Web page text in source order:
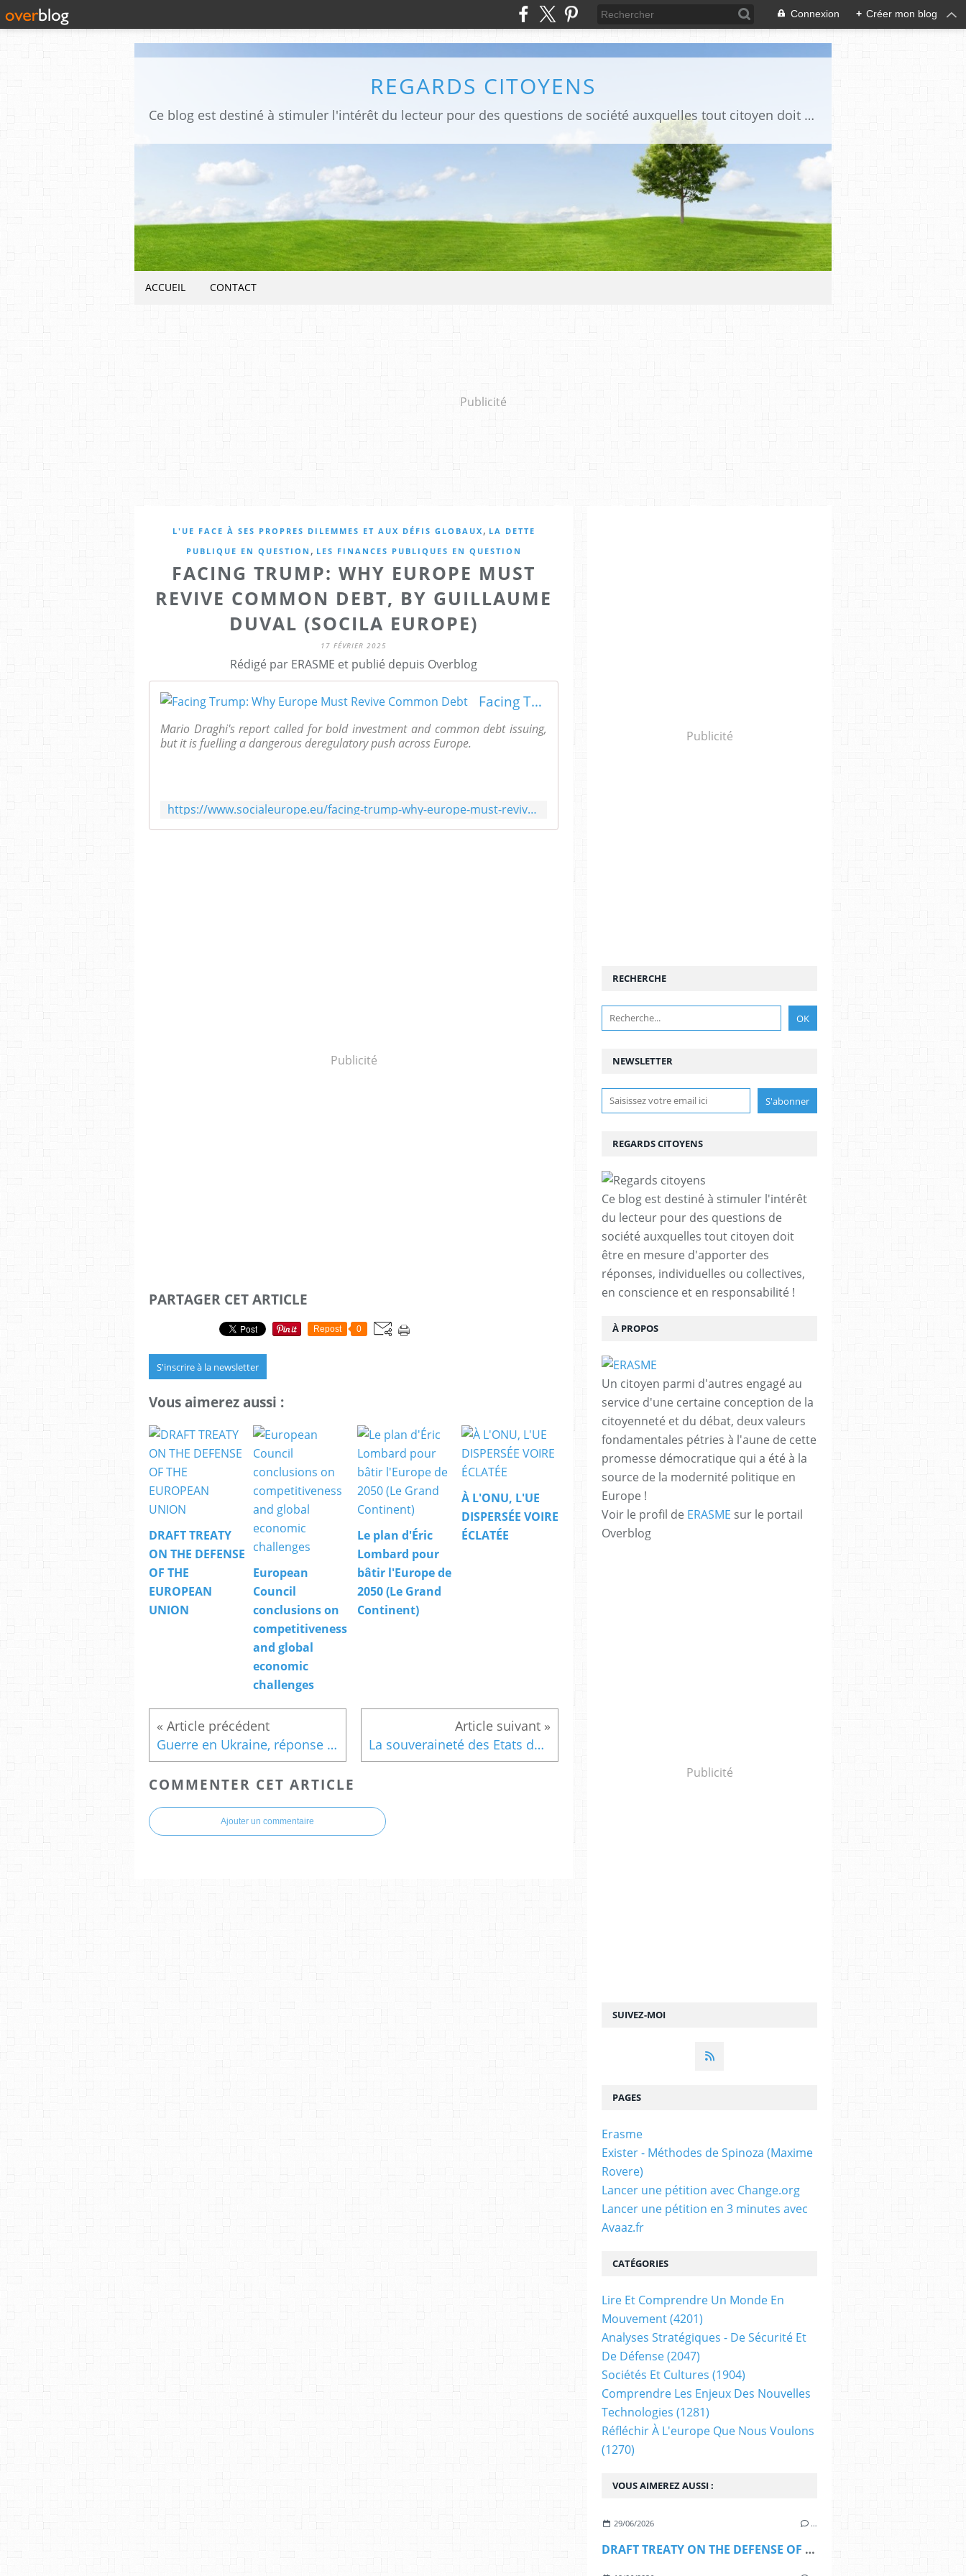
Connexion + Créer mon blog
REGARDS CITOYENS
Ce blog est destiné à stimuler l'intérêt du lecteur pour des questions de société auxquelles tout citoyen doit être en mesure d'apporter des réponses, individuelles ou collectives, en conscience et en responsabilité !
ACCUEIL CONTACT
Publicité
L'UE FACE À SES PROPRES DILEMMES ET AUX DÉFIS GLOBAUX , LA DETTE
PUBLIQUE EN QUESTION , LES FINANCES PUBLIQUES EN QUESTION
FACING TRUMP: WHY EUROPE MUST
REVIVE COMMON DEBT, BY GUILLAUME
DUVAL (SOCILA EUROPE)
17 FÉVRIER 2025
Rédigé par ERASME et publié depuis Overblog
Facing Trump: Why Europe Must Revive Common Debt
Mario Draghi's report called for bold investment and common debt issuing,
but it is fuelling a dangerous deregulatory push across Europe.
https://www.socialeurope.eu/facing-trump-why-europe-must-revive-common-debt
Publicité
PARTAGER CET ARTICLE
Repost 0
S'inscrire à la newsletter
Vous aimerez aussi :
DRAFT TREATY
ON THE DEFENSE
OF THE
EUROPEAN
UNION
European
Council
conclusions on
competitiveness
and global
economic
challenges
Le plan d'Éric
Lombard pour
bâtir l'Europe de
2050 (Le Grand
Continent)
À L'ONU, L'UE
DISPERSÉE VOIRE
ÉCLATÉE
Guerre en Ukraine, réponse à Donald Trump... Quatre questions sur la réunion européenne pour la sécurité organisée à Paris lundi (francetvinfo.fr) La souveraineté des Etats de l'Union européenne : 3 minutes pour comprendre - Touteleurope.eu
COMMENTER CET ARTICLE
Ajouter un commentaire
Publicité
NEWSLETTER
SUIVEZ-MOI
RECHERCHE
REGARDS CITOYENS
Ce blog est destiné à stimuler l'intérêt
du lecteur pour des questions de
société auxquelles tout citoyen doit
être en mesure d'apporter des
réponses, individuelles ou collectives,
en conscience et en responsabilité !
À PROPOS
Un citoyen parmi d'autres engagé au
service d'une certaine conception de la
citoyenneté et du débat, deux valeurs
fondamentales pétries à l'aune de cette
promesse démocratique qui a été à la
source de la modernité politique en
Europe !
Voir le profil de ERASME sur le portail
Overblog
Publicité
VOUS AIMEREZ AUSSI :
29/06/2026 …
DRAFT TREATY ON THE DEFENSE OF THE EUROPEAN UNION
PAGES
Erasme
Exister - Méthodes de Spinoza (Maxime
Rovere)
Lancer une pétition avec Change.org
Lancer une pétition en 3 minutes avec
Avaaz.fr
CATÉGORIES
Lire Et Comprendre Un Monde En
Mouvement(4201)
Analyses Stratégiques - De Sécurité Et
De Défense(2047)
Sociétés Et Cultures (1904)
Comprendre Les Enjeux Des Nouvelles
Technologies (1281)
Réfléchir À L'europe Que Nous Voulons
(1270)